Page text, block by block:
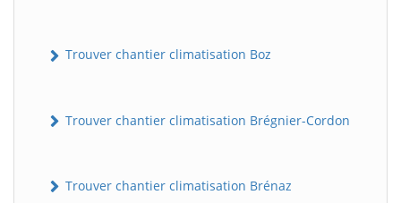
Trouver chantier climatisation Boz
Trouver chantier climatisation Brégnier-Cordon
Trouver chantier climatisation Brénaz